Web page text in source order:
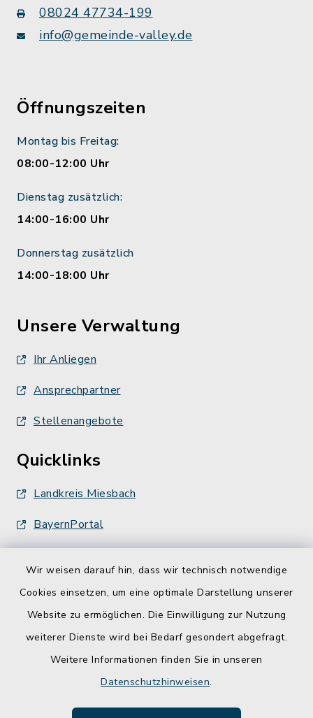
Wir weisen darauf hin, dass wir technisch notwendige
Cookies einsetzen, um eine optimale Darstellung unserer
Website zu ermöglichen. Die Einwilligung zur Nutzung
weiterer Dienste wird bei Bedarf gesondert abgefragt.
Weitere Informationen finden Sie in unseren
Datenschutzhinweisen.
08024 47734-199
info@gemeinde-valley.de
Öffnungszeiten
Montag bis Freitag:
08:00-12:00 Uhr
Dienstag zusätzlich:
14:00-16:00 Uhr
Donnerstag zusätzlich
14:00-18:00 Uhr
Unsere Verwaltung
Ihr Anliegen
Ansprechpartner
Stellenangebote
Quicklinks
Landkreis Miesbach
BayernPortal
Barrierefreiheit